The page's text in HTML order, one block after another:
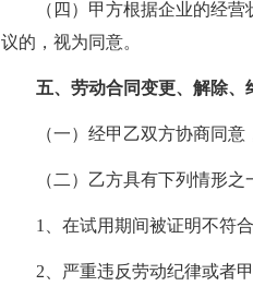
（四）甲方根据企业的经
议的，视为同意。
五、劳动合同变更、解除、
（一）经甲乙双方协商同意
（二）乙方具有下列情形
1、在试用期间被证明不符
2、严重违反劳动纪律或者